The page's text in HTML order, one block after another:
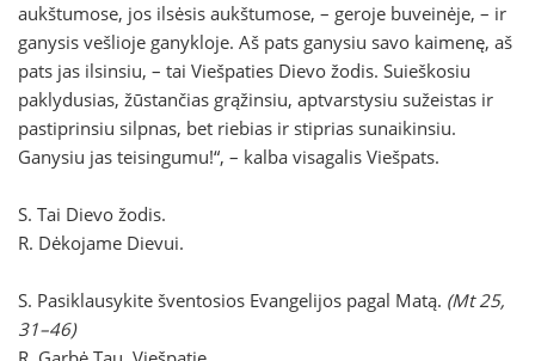
aukštumose, jos ilsėsis aukštumose, – geroje buveinėje, – ir
ganysis vešlioje ganykloje. Aš pats ganysiu savo kaimenę, aš
pats jas ilsinsiu, – tai Viešpaties Dievo žodis. Suieškosiu
paklydusias, žūstančias grąžinsiu, aptvarstysiu sužeistas ir
pastiprinsiu silpnas, bet riebias ir stiprias sunaikinsiu.
Ganysiu jas teisingumu!“, – kalba visagalis Viešpats.
S. Tai Dievo žodis.
R. Dėkojame Dievui.
S. Pasiklausykite šventosios Evangelijos pagal Matą. (Mt 25,
31–46)